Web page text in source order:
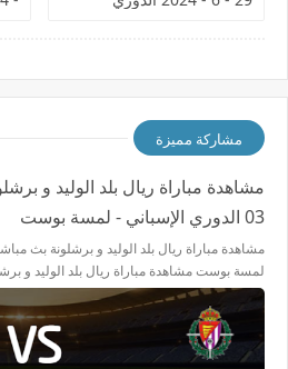
مشاركة مميزة
03 الدوري الإسباني - لمسة بوست
لمسة بوست مشاهدة مباراة ريال بلد الوليد و